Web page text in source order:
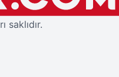
saklıdır.